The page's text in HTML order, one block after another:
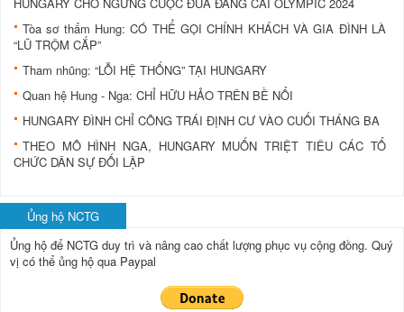
Tòa sơ thẩm Hung: CÓ THỂ GỌI CHÍNH KHÁCH VÀ GIA ĐÌNH LÀ
“LŨ TRỘM CẮP”
Tham nhũng: “LỖI HỆ THỐNG” TẠI HUNGARY
Quan hệ Hung - Nga: CHỈ HỮU HẢO TRÊN BỀ NỔI
HUNGARY ĐÌNH CHỈ CÔNG TRÁI ĐỊNH CƯ VÀO CUỐI THÁNG BA
THEO MÔ HÌNH NGA, HUNGARY MUỐN TRIỆT TIÊU CÁC TỔ
CHỨC DÂN SỰ ĐỐI LẬP
Ủng hộ NCTG
Ủng hộ để NCTG duy trì và nâng cao chất lượng phục vụ cộng đồng. Quý
vị có thể ủng hộ qua Paypal